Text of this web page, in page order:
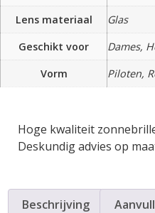
Lens materiaal
Glas
Geschikt voor
Dames,
Vorm
Piloten,
Hoge kwaliteit
Deskundig advies op
Beschrijving